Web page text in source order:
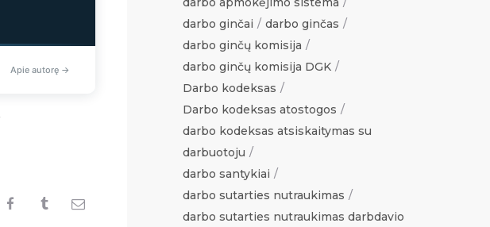
Apie autorę →
darbo ginčai
darbo ginčas
darbo ginčų komisija
darbo ginčų komisija DGK
Darbo kodeksas
Darbo kodeksas atostogos
darbo kodeksas atsiskaitymas su
darbuotoju
darbo santykiai
darbo sutarties nutraukimas
darbo sutarties nutraukimas darbdavio